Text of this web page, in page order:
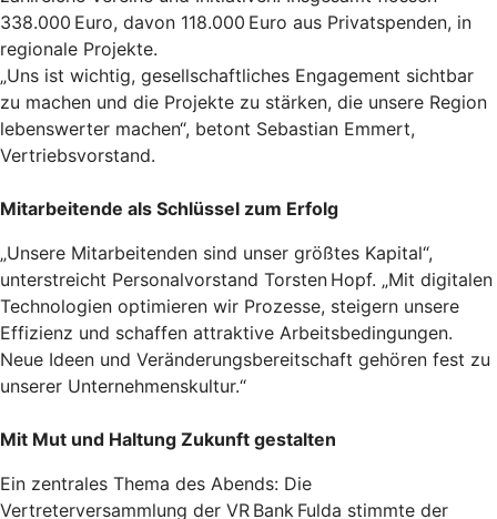
338.000 Euro, davon 118.000 Euro aus Privatspenden, in
regionale Projekte.
„Uns ist wichtig, gesellschaftliches Engagement sichtbar
zu machen und die Projekte zu stärken, die unsere Region
lebenswerter machen“, betont Sebastian Emmert,
Vertriebsvorstand.
Mitarbeitende als Schlüssel zum Erfolg
„Unsere Mitarbeitenden sind unser größtes Kapital“,
unterstreicht Personalvorstand Torsten Hopf. „Mit digitalen
Technologien optimieren wir Prozesse, steigern unsere
Effizienz und schaffen attraktive Arbeitsbedingungen.
Neue Ideen und Veränderungsbereitschaft gehören fest zu
unserer Unternehmenskultur.“
Mit Mut und Haltung Zukunft gestalten
Ein zentrales Thema des Abends: Die
Vertreterversammlung der VR Bank Fulda stimmte der